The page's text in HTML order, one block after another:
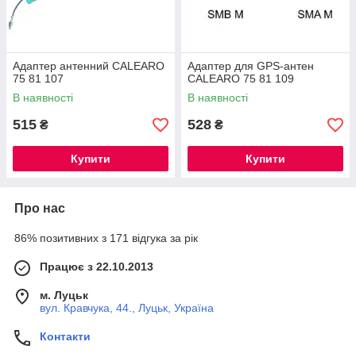
Адаптер антенний CALEARO
75 81 107
В наявності
515 ₴
Купити
Адаптер для GPS-антен
CALEARO 75 81 109
В наявності
528 ₴
Купити
Про нас
86% позитивних з 171 відгука за рік
Працює з 22.10.2013
м. Луцьк
вул. Кравчука, 44., Луцьк, Україна
Контакти